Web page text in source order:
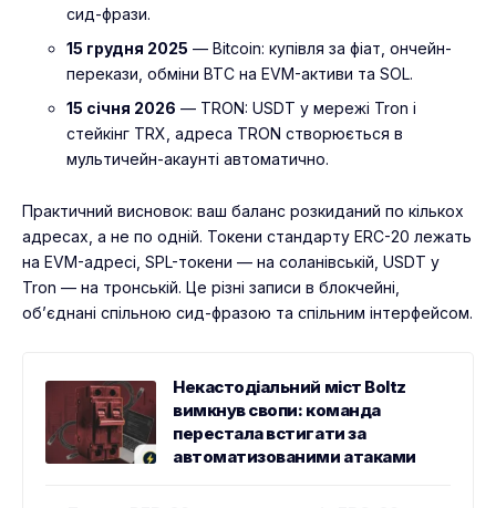
сид-фрази.
15 грудня 2025 — Bitcoin: купівля за фіат, ончейн-
перекази, обміни BTC на EVM-активи та SOL.
15 січня 2026 — TRON: USDT у мережі Tron і
стейкінг TRX, адреса TRON створюється в
мультичейн-акаунті автоматично.
Практичний висновок: ваш баланс розкиданий по кількох
адресах, а не по одній. Токени стандарту ERC-20 лежать
на EVM-адресі, SPL-токени — на соланівській, USDT у
Tron — на тронській. Це різні записи в блокчейні,
об’єднані спільною сид-фразою та спільним інтерфейсом.
Некастодіальний міст Boltz
вимкнув свопи: команда
перестала встигати за
автоматизованими атаками